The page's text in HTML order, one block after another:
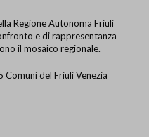
Regione Autonoma Friuli
e di rappresentanza
il mosaico regionale.
del Friuli Venezia